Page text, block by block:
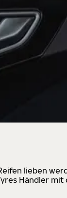
lieben
Händler